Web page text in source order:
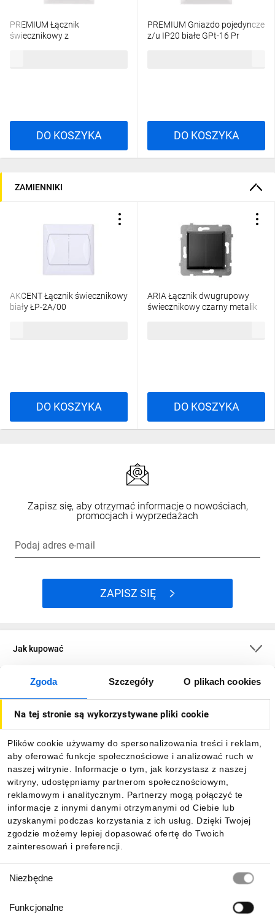
Zgoda Szczegóły O plikach cookies
Na tej stronie są wykorzystywane pliki cookie
Plików cookie używamy do spersonalizowania treści i reklam,
aby oferować funkcje społecznościowe i analizować ruch w
naszej witrynie. Informacje o tym, jak korzystasz z naszej
witryny, udostępniamy partnerom społecznościowym,
reklamowym i analitycznym. Partnerzy mogą połączyć te
informacje z innymi danymi otrzymanymi od Ciebie lub
uzyskanymi podczas korzystania z ich usług. Dzięki Twojej
zgodzie możemy lepiej dopasować ofertę do Twoich
zainteresowań i preferencji.
zgody
Niezbędne
Funkcjonalne
PREMIUM Łącznik
świecznikowy z
DO KOSZYKA
PREMIUM Gniazdo pojedyncze
z/u IP20 białe GPt-16 Pr
DO KOSZYKA
ZAMIENNIKI
AKCENT Łącznik świecznikowy
biały ŁP-2A/00
DO KOSZYKA
ARIA Łącznik dwugrupowy
świecznikowy czarny metalik
DO KOSZYKA
Zapisz się, aby otrzymać informacje o nowościach,
promocjach i wyprzedażach
Podaj adres e-mail
ZAPISZ SIĘ
Jak kupować
O firmie
Informacje
Pobierz naszą aplikację mobilną: